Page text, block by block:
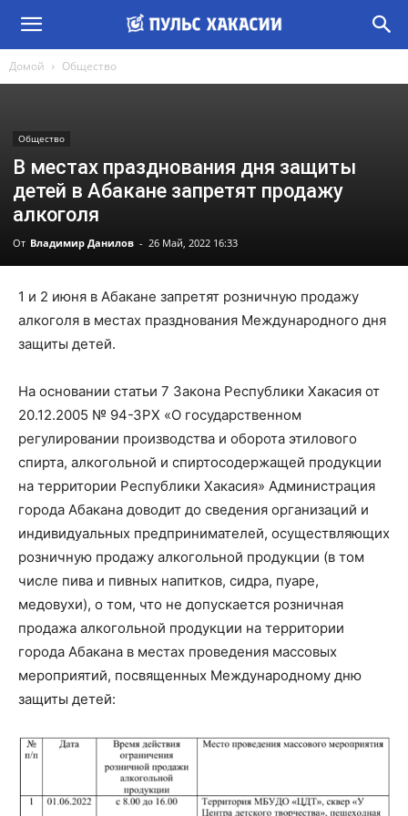
Домой Общество
Общество
В местах празднования дня защиты
детей в Абакане запретят продажу
алкоголя
От Владимир Данилов - 26 Май, 2022 16:33
1 и 2 июня в Абакане запретят розничную продажу
алкоголя в местах празднования Международного дня
защиты детей.
На основании статьи 7 Закона Республики Хакасия от
20.12.2005 № 94-ЗРХ «О государственном
регулировании производства и оборота этилового
спирта, алкогольной и спиртосодержащей продукции
на территории Республики Хакасия» Администрация
города Абакана доводит до сведения организаций и
индивидуальных предпринимателей, осуществляющих
розничную продажу алкогольной продукции (в том
числе пива и пивных напитков, сидра, пуаре,
медовухи), о том, что не допускается розничная
продажа алкогольной продукции на территории
города Абакана в местах проведения массовых
мероприятий, посвященных Международному дню
защиты детей: